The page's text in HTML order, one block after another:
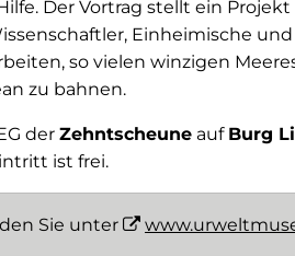
Der Vortrag stellt ein
Einheimische
so vielen winzigen
zu bahnen.
der Zehntscheune auf Burg
ist frei.
Sie unter